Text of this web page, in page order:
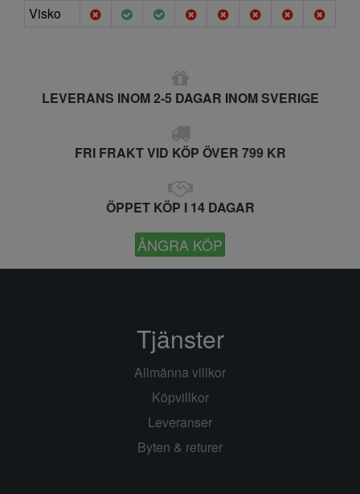
Visko
LEVERANS INOM 2-5 DAGAR INOM SVERIGE
FRI FRAKT VID KÖP ÖVER 799 KR
ÖPPET KÖP I 14 DAGAR
ÅNGRA KÖP
Tjänster
Allmänna villkor
Köpvillkor
Leveranser
Byten & returer